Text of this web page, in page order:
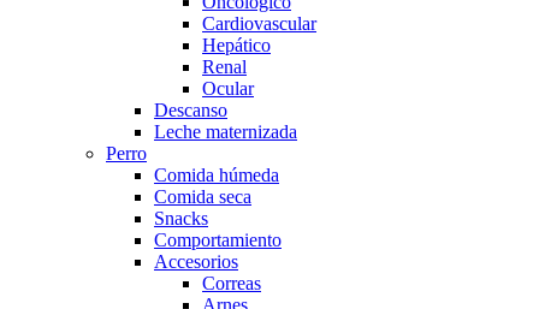
Cardiovascular
Hepático
Renal
Ocular
Descanso
Leche maternizada
Perro
Comida húmeda
Comida seca
Snacks
Comportamiento
Accesorios
Correas
Arnes